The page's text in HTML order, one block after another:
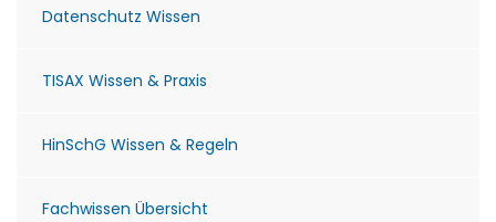
Datenschutz Wissen
TISAX Wissen & Praxis
HinSchG Wissen & Regeln
Fachwissen Übersicht